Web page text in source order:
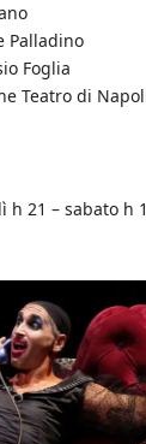
Palladino
Foglia
Teatro di
h 21 – sabato h